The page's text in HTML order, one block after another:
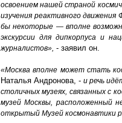
освоением нашей страной
изучения реактивного движения
бы некоторые — вполне
экскурсии для дипкорпуса и
журналистов», - заявил он.
«Москва вполне может стать
Наталья Андронова, -и речь
столичных музеях, связанных с
музей Москвы, расположенный
открытый Музей космонавтики